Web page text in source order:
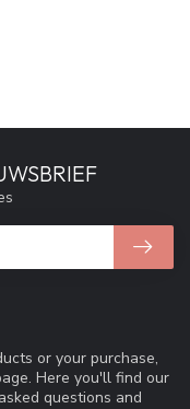
or your purchase,
Here you'll find our
questions and